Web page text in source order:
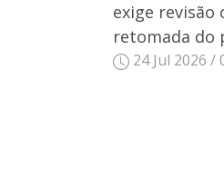
exige revisão
retomada do
24 Jul 2026 /